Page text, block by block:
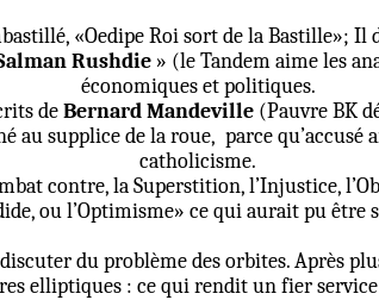
«Oedipe Roi sort de la Bastille»; Il
Rushdie » (le Tandem aime les
économiques et politiques.
deBernard Mandeville (Pauvre BK
au supplice de la roue, parce
catholicisme.
contre, la Superstition, l’Injustice,
ou l’Optimisme» ce qui aurait pu
du problème des orbites. Après
elliptiques : ce qui rendit un fier service